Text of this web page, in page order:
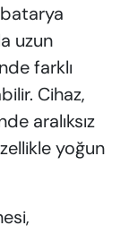
uzun
farklı
Cihaz,
aralıksız
yoğun